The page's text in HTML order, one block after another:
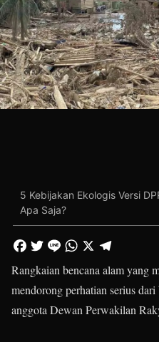
5 Kebijakan Ekologis Versi
Apa Saja?
Rangkaian bencana alam yang
mendorong perhatian serius
anggota Dewan Perwakilan